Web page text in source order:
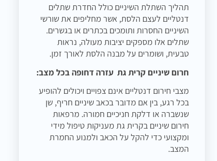
תהליך השתלת השיניים כולל החדרת שתלים
דנטליים לעצם הלסת, אשר מחליפים את שורשי
השיניים החסרות ותומכים בכתרים או בגשרים.
שתלים אלו מספקים יציבות מעולה, נראות
טבעית, ושומרים על מבנה הלסת לאורך זמן.
חרום שיניים קרית גת עזרה דחופה בכל מצב:
מצבי חירום דנטליים אינם צפויים ויכולים להופיע
בכל רגע, בין אם מדובר בכאב שיניים חריף, שן
שנשברה או דלקת חניכיים חמורה. מרפאות
חירום שיניים בקרית גת מעניקות טיפול מידי
ומקצועי כדי להקל על הכאב ולמנוע החמרת
המצב.